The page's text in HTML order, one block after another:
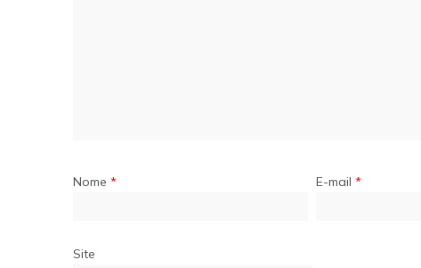
Nome * E-mail *
Site